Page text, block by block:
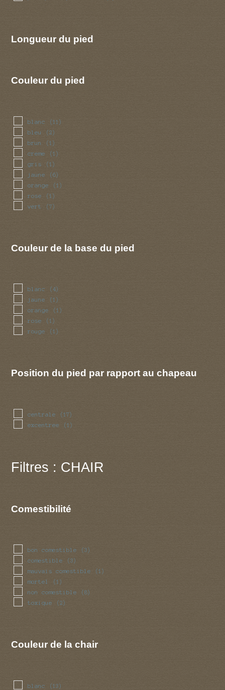
Longueur du pied
Couleur du pied
blanc (11)
bleu (2)
brun (1)
creme (1)
gris (1)
jaune (6)
orange (1)
rose (1)
vert (7)
Couleur de la base du pied
blanc (4)
jaune (1)
orange (1)
rose (1)
rouge (1)
Position du pied par rapport au chapeau
centrale (17)
excentree (1)
Filtres : CHAIR
Comestibilité
bon comestible (3)
comestible (3)
mauvais comestible (1)
mortel (1)
non comestible (8)
toxique (2)
Couleur de la chair
blanc (13)